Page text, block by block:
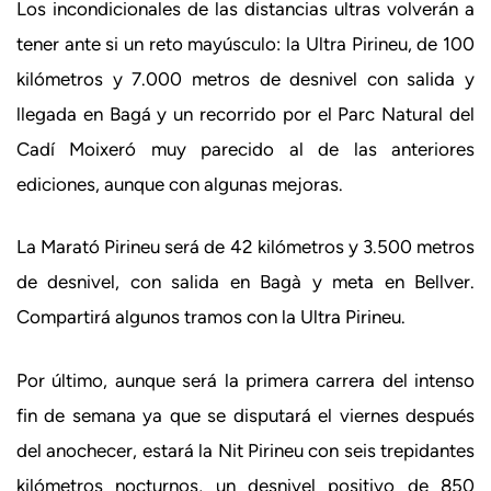
Los incondicionales de las distancias ultras volverán a
tener ante si un reto mayúsculo: la Ultra Pirineu, de 100
kilómetros y 7.000 metros de desnivel con salida y
llegada en Bagá y un recorrido por el Parc Natural del
Cadí Moixeró muy parecido al de las anteriores
ediciones, aunque con algunas mejoras.
La Marató Pirineu será de 42 kilómetros y 3.500 metros
de desnivel, con salida en Bagà y meta en Bellver.
Compartirá algunos tramos con la Ultra Pirineu.
Por último, aunque será la primera carrera del intenso
fin de semana ya que se disputará el viernes después
del anochecer, estará la Nit Pirineu con seis trepidantes
kilómetros nocturnos, un desnivel positivo de 850